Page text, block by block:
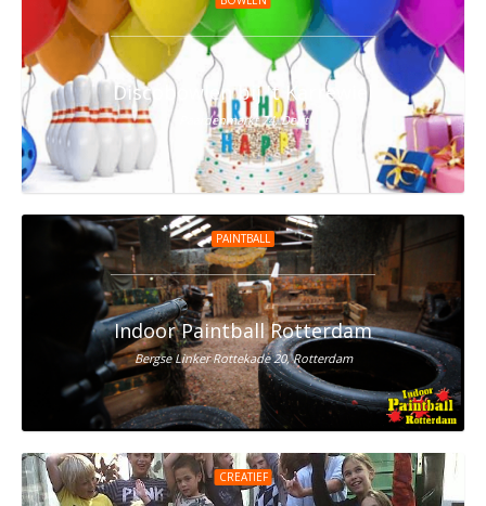
Discobowlen bij 't Karrewiel
Paardenmarkt 74, Delft
PAINTBALL
Indoor Paintball Rotterdam
Bergse Linker Rottekade 20, Rotterdam
CREATIEF